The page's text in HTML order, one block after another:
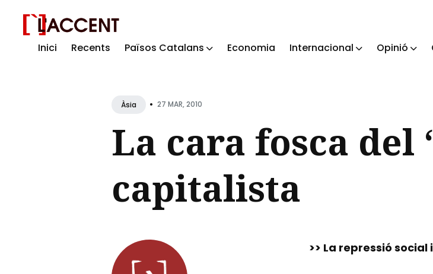
Inici Recents Països Catalans Economia Internacional Opinió
Àsia • 27 MAR, 2010
La cara fosca del
capitalista
>> La repressió